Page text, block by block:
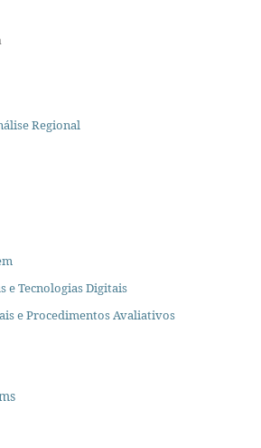
Regional
e Tecnologias Digitais
e Procedimentos Avaliativos